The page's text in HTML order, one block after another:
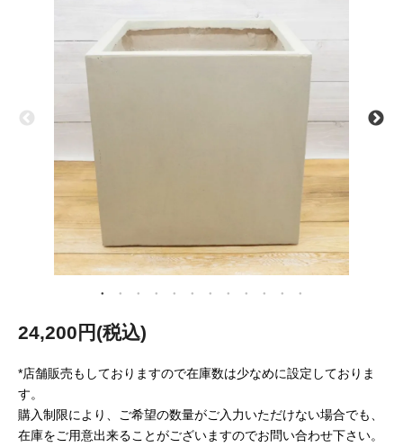
24,200円(税込)
*店舗販売もしておりますので在庫数は少なめに設定しておりま
す。
購入制限により、ご希望の数量がご入力いただけない場合でも、
在庫をご用意出来ることがございますのでお問い合わせ下さい。